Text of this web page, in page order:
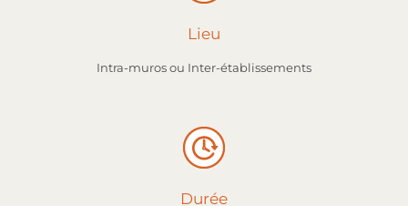
Lieu
Intra-muros ou Inter-établissements
Durée